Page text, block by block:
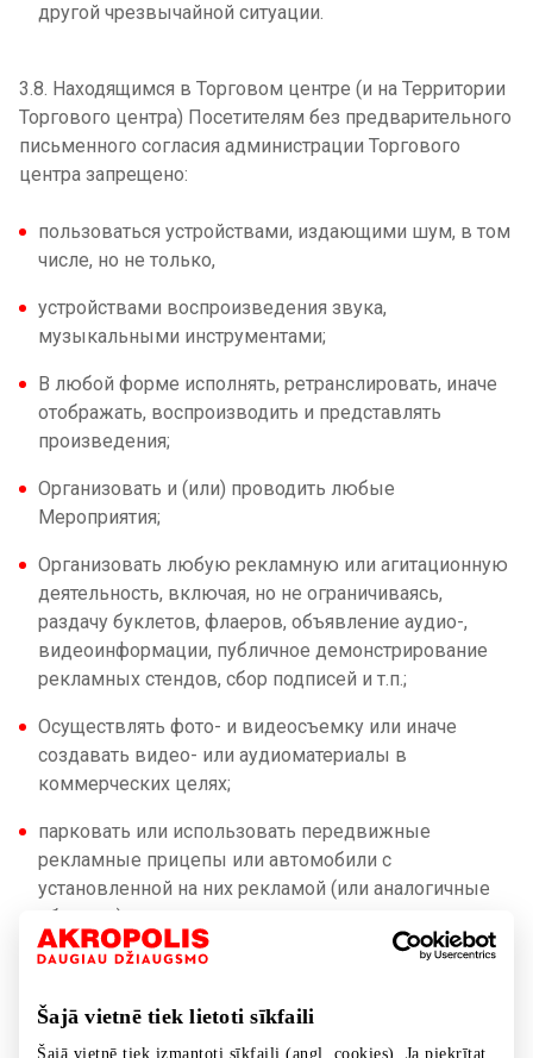
Šajā vietnē tiek lietoti sīkfaili
Šajā vietnē tiek izmantoti sīkfaili (angl. cookies). Ja piekrītat,
другой чрезвычайной ситуации.
3.8. Находящимся в Торговом центре (и на Территории
Торгового центра) Посетителям без предварительного
письменного согласия администрации Торгового
центра запрещено:
пользоваться устройствами, издающими шум, в том
числе, но не только,
устройствами воспроизведения звука,
музыкальными инструментами;
В любой форме исполнять, ретранслировать, иначе
отображать, воспроизводить и представлять
произведения;
Организовать и (или) проводить любые
Мероприятия;
Организовать любую рекламную или агитационную
деятельность, включая, но не ограничиваясь,
раздачу буклетов, флаеров, объявление аудио-,
видеоинформации, публичное демонстрирование
рекламных стендов, сбор подписей и т.п.;
Осуществлять фото- и видеосъемку или иначе
создавать видео- или аудиоматериалы в
коммерческих целях;
парковать или использовать передвижные
рекламные прицепы или автомобили с
установленной на них рекламой (или аналогичные
объекты);
оставлять автомобиль на парковке Торгового
знаки не предписывают другой период).